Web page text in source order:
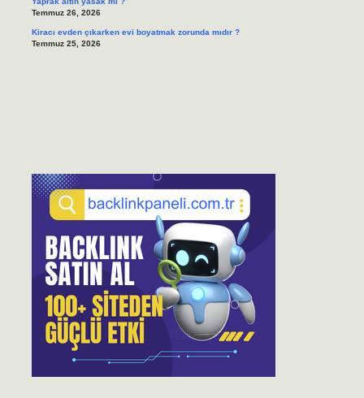
Temmuz 26, 2026
Kiracı evden çıkarken evi boyatmak zorunda mıdır ?
Temmuz 25, 2026